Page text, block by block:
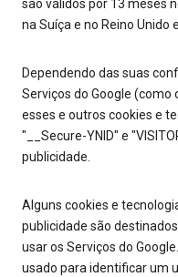
são válidos por 13 meses
na Suíça e no Reino Unido
Dependendo das suas
Serviços do Google
esses e outros cookies e
"__Secure-YNID" e
publicidade.
Alguns cookies e
publicidade são
usar os Serviços do
usado para identificar um